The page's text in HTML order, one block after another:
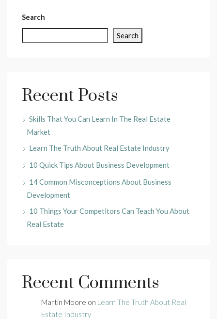
Search
Search
Recent Posts
Skills That You Can Learn In The Real Estate
Market
Learn The Truth About Real Estate Industry
10 Quick Tips About Business Development
14 Common Misconceptions About Business
Development
10 Things Your Competitors Can Teach You About
Real Estate
Recent Comments
Martin Moore on Learn The Truth About Real
Estate Industry